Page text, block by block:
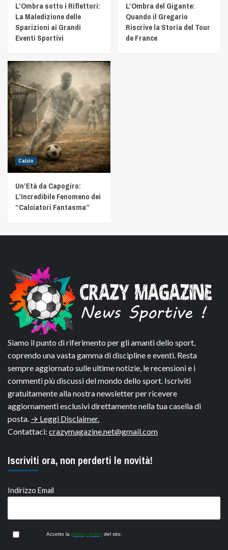
L’Ombra sotto i Riflettori:
La Maledizione delle
Sparizioni ai Grandi
Eventi Sportivi
L’Ombra del Gigante:
Quando il Gregario
Riscrive la Storia del Tour
de France
Calcio
Un’Età da Capogiro:
L’Incredibile Fenomeno dei
“Calciatori Fantasma”
Siamo il punto di riferimento per gli amanti dello sport,
coprendo una vasta gamma di discipline e eventi. Resta
sempre aggiornato sulle ultime notizie, le recensioni e i
commenti più discussi del mondo dello sport. Iscriviti
gratuitamente alla nostra newsletter per ricevere
aggiornamenti esclusivi direttamente nella tua casella di
posta. → Leggi Disclaimer.
Contattaci: crazymagazine.net@gmail.com
Iscriviti ora, non perderti le novità!
Indirizzo Email
Accetto la privacy policy del sito.